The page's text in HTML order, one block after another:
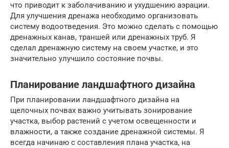
что приводит к заболачиванию и ухудшению аэрации.
Для улучшения дренажа необходимо организовать
систему водоотведения. Это можно сделать с помощью
дренажных канав, траншей или дренажных труб. Я
сделал дренажную систему на своем участке, и это
значительно улучшило состояние почвы.
Планирование ландшафтного дизайна
При планировании ландшафтного дизайна на
щелочных почвах важно учитывать зонирование
участка, выбор растений с учетом освещенности и
влажности, а также создание дренажной системы. Я
всегда начинаю с составления плана участка, на